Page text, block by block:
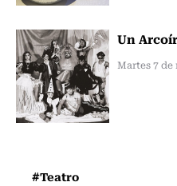
Un
Martes 7 de
#Teatro